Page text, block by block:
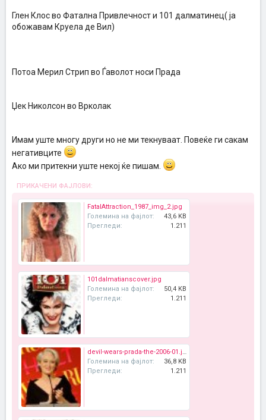
Глен Клос во Фатална Привлечност и 101 далматинец( ја
обожавам Круела де Вил)
Потоа Мерил Стрип во Ѓаволот носи Прада
Џек Николсон во Врколак
Имам уште многу други но не ми текнуваат. Повеќе ги сакам
негативците
Ако ми притекни уште некој ќе пишам.
ПРИКАЧЕНИ ФАЈЛОВИ:
FatalAttraction_1987_img_2.jpg
Големина на фајлот:
43,6 KB
Прегледи:
1.211
101dalmatianscover.jpg
Големина на фајлот:
50,4 KB
Прегледи:
1.211
devil-wears-prada-the-2006-01.jpg
Големина на фајлот:
36,8 KB
Прегледи:
1.211